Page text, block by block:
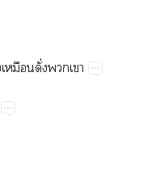
​​